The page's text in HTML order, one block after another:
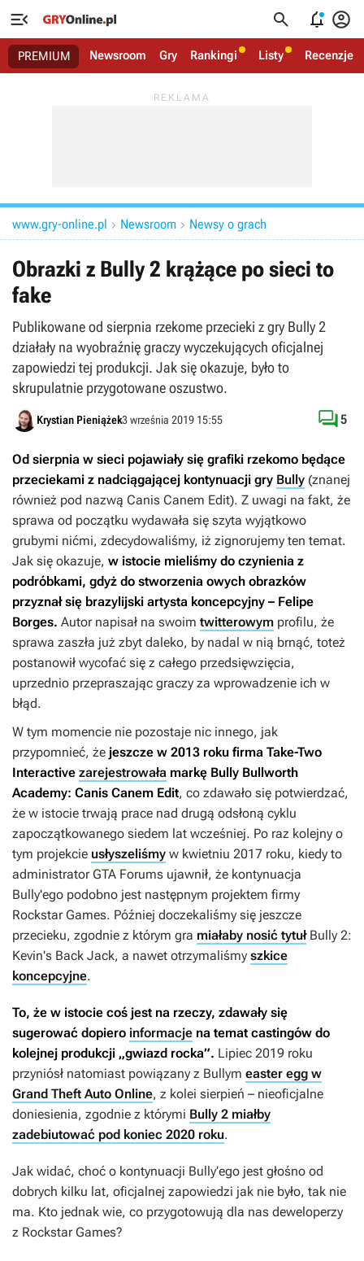
   
PREMIUM Newsroom Gry Rankingi Listy Recenzje
www.gry-online.pl  Newsroom  Newsy o grach
Obrazki z Bully 2 krążące po sieci to
fake
Publikowane od sierpnia rzekome przecieki z gry Bully 2
działały na wyobraźnię graczy wyczekujących oficjalnej
zapowiedzi tej produkcji. Jak się okazuje, było to
skrupulatnie przygotowane oszustwo.
Krystian Pieniążek3 września 2019 15:55 5
Od sierpnia w sieci pojawiały się grafiki rzekomo będące
przeciekami z nadciągającej kontynuacji gry Bully (znanej
również pod nazwą Canis Canem Edit). Z uwagi na fakt, że
sprawa od początku wydawała się szyta wyjątkowo
grubymi nićmi, zdecydowaliśmy, iż zignorujemy ten temat.
Jak się okazuje, w istocie mieliśmy do czynienia z
podróbkami, gdyż do stworzenia owych obrazków
przyznał się brazylijski artysta koncepcyjny – Felipe
Borges. Autor napisał na swoim twitterowym profilu, że
sprawa zaszła już zbyt daleko, by nadal w nią brnąć, toteż
postanowił wycofać się z całego przedsięwzięcia,
uprzednio przepraszając graczy za wprowadzenie ich w
błąd.
W tym momencie nie pozostaje nic innego, jak
przypomnieć, że jeszcze w 2013 roku firma Take-Two
Interactive zarejestrowała markę Bully Bullworth
Academy: Canis Canem Edit, co zdawało się potwierdzać,
że w istocie trwają prace nad drugą odsłoną cyklu
zapoczątkowanego siedem lat wcześniej. Po raz kolejny o
tym projekcie usłyszeliśmy w kwietniu 2017 roku, kiedy to
administrator GTA Forums ujawnił, że kontynuacja
Bully'ego podobno jest następnym projektem firmy
Rockstar Games. Później doczekaliśmy się jeszcze
przecieku, zgodnie z którym gra miałaby nosić tytuł Bully 2:
Kevin's Back Jack, a nawet otrzymaliśmy szkice
koncepcyjne.
To, że w istocie coś jest na rzeczy, zdawały się
sugerować dopiero informacje na temat castingów do
kolejnej produkcji „gwiazd rocka”. Lipiec 2019 roku
przyniósł natomiast powiązany z Bullym easter egg w
Grand Theft Auto Online, z kolei sierpień – nieoficjalne
doniesienia, zgodnie z którymi Bully 2 miałby
zadebiutować pod koniec 2020 roku.
Jak widać, choć o kontynuacji Bully’ego jest głośno od
dobrych kilku lat, oficjalnej zapowiedzi jak nie było, tak nie
ma. Kto jednak wie, co przygotowują dla nas deweloperzy
z Rockstar Games?